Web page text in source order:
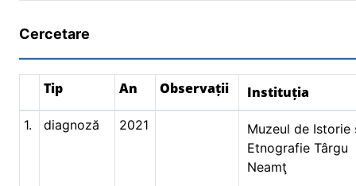
Cercetare
Tip An Observații Instituția
1. diagnoză 2021
Muzeul de Istorie
Etnografie Târgu
Neamţ